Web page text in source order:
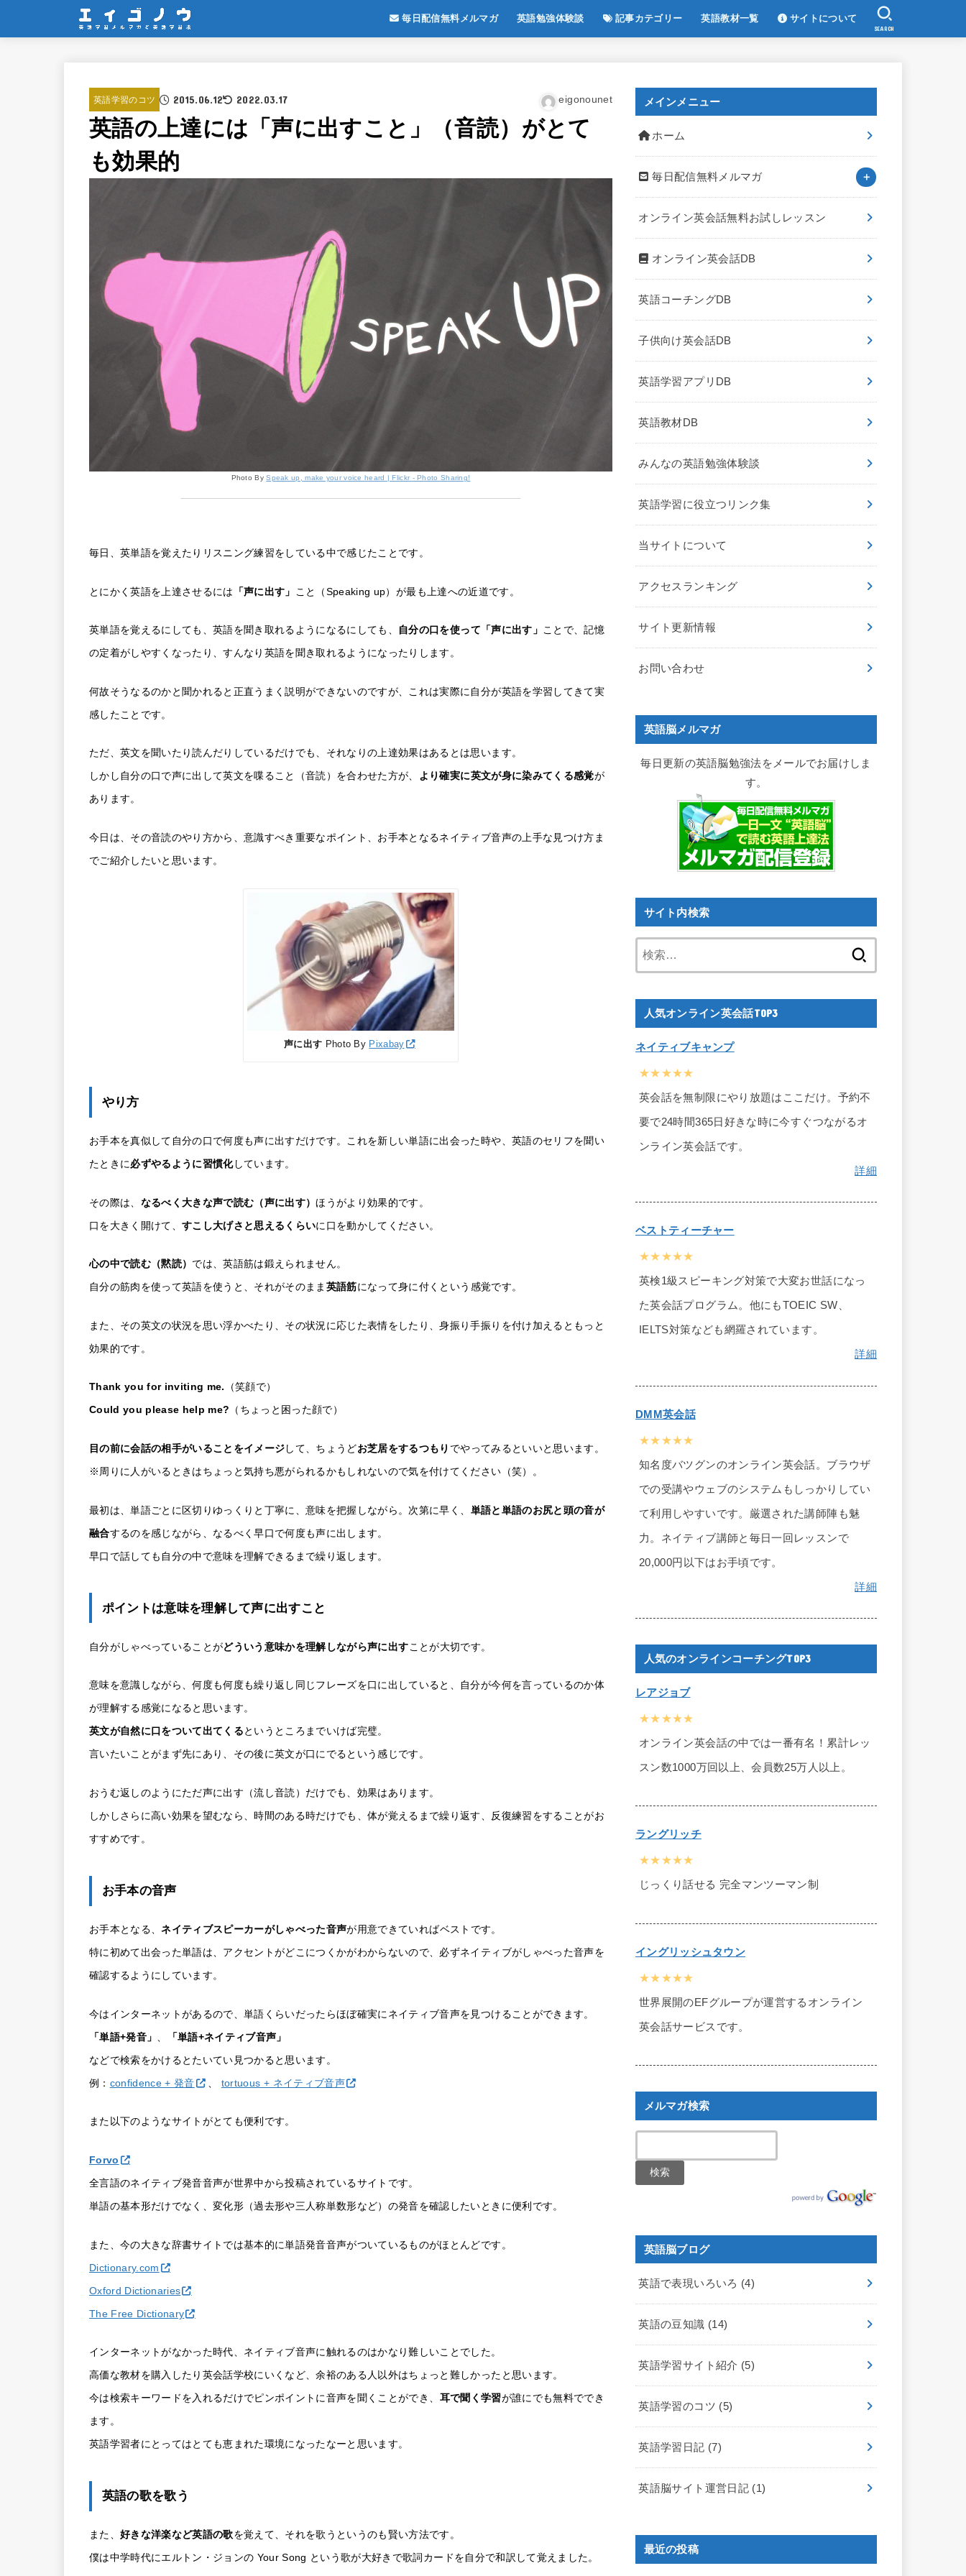
毎日配信無料メルマガ 英語勉強体験談 記事カテゴリー 英語教材一覧 サイトについて
SEARCH
英語学習のコツ 2015.06.12 2022.03.17 eigonounet
英語の上達には「声に出すこと」（音読）がとて
も効果的
Photo BySpeak up, make your voice heard | Flickr - Photo Sharing!
毎日、英単語を覚えたりリスニング練習をしている中で感じたことです。
とにかく英語を上達させるには 「声に出す」 こと（Speaking up）が最も上達への近道です。
英単語を覚えるにしても、英語を聞き取れるようになるにしても、 自分の口を使って「声に出す」 ことで、記憶
の定着がしやすくなったり、すんなり英語を聞き取れるようになったりします。
何故そうなるのかと聞かれると正直うまく説明ができないのですが、これは実際に自分が英語を学習してきて実
感したことです。
ただ、英文を聞いたり読んだりしているだけでも、それなりの上達効果はあるとは思います。
しかし自分の口で声に出して英文を喋ること（音読）を合わせた方が、 より確実に英文が身に染みてくる感覚が
あります。
今日は、その音読のやり方から、意識すべき重要なポイント、お手本となるネイティブ音声の上手な見つけ方ま
でご紹介したいと思います。
声に出す Photo By Pixabay
やり方
お手本を真似して自分の口で何度も声に出すだけです。これを新しい単語に出会った時や、英語のセリフを聞い
たときに 必ずやるように習慣化しています。
その際は、 なるべく大きな声で読む（声に出す）ほうがより効果的です。
口を大きく開けて、すこし大げさと思えるくらいに口を動かしてください。
心の中で読む（黙読） では、英語筋は鍛えられません。
自分の筋肉を使って英語を使うと、それがそのまま 英語筋になって身に付くという感覚です。
また、その英文の状況を思い浮かべたり、その状況に応じた表情をしたり、身振り手振りを付け加えるともっと
効果的です。
Thank you for inviting me. （笑顔で）
Could you please help me? （ちょっと困った顔で）
目の前に会話の相手がいることをイメージ して、ちょうどお芝居をするつもり でやってみるといいと思います。
※周りに人がいるときはちょっと気持ち悪がられるかもしれないので気を付けてください（笑）。
最初は、単語ごとに区切りゆっくりと丁寧に、意味を把握しながら。次第に早く、 単語と単語のお尻と頭の音が
融合するのを感じながら、なるべく早口で何度も声に出します。
早口で話しても自分の中で意味を理解できるまで繰り返します。
ポイントは意味を理解して声に出すこと
自分がしゃべっていることがどういう意味かを理解しながら声に出す ことが大切です。
意味を意識しながら、何度も何度も繰り返し同じフレーズを口に出していると、自分が今何を言っているのか体
が理解する感覚になると思います。
英文が自然に口をついて出てくる というところまでいけば完璧。
言いたいことがまず先にあり、その後に英文が口にでるという感じです。
おうむ返しのようにただ声に出す（流し音読）だけでも、効果はあります。
しかしさらに高い効果を望むなら、時間のある時だけでも、体が覚えるまで繰り返す、反復練習をすることがお
すすめです。
お手本の音声
お手本となる、ネイティブスピーカーがしゃべった音声が用意できていればベストです。
特に初めて出会った単語は、アクセントがどこにつくかがわからないので、必ずネイティブがしゃべった音声を
確認するようにしています。
今はインターネットがあるので、単語くらいだったらほぼ確実にネイティブ音声を見つけることができます。
「単語+発音」 「単語+ネイティブ音声」
などで検索をかけるとたいてい見つかると思います。
例： confidence + 発音 tortuous + ネイティブ音声
また以下のようなサイトがとても便利です。
Forvo
全言語のネイティブ発音音声が世界中から投稿されているサイトです。
単語の基本形だけでなく、変化形（過去形や三人称単数形など）の発音を確認したいときに便利です。
また、今の大きな辞書サイトでは基本的に単語発音音声がついているものがほとんどです。
Dictionary.com
Oxford Dictionaries
The Free Dictionary
インターネットがなかった時代、ネイティブ音声に触れるのはかなり難しいことでした。
高価な教材を購入したり英会話学校にいくなど、余裕のある人以外はちょっと難しかったと思います。
今は検索キーワードを入れるだけでピンポイントに音声を聞くことができ、 耳で聞く学習が誰にでも無料ででき
ます。
英語学習者にとってはとても恵まれた環境になったなーと思います。
英語の歌を歌う
また、好きな洋楽など英語の歌を覚えて、それを歌うというのも賢い方法です。
僕は中学時代にエルトン・ジョンの Your Song という歌が大好きで歌詞カードを自分で和訳して覚えました。
メインメニュー
ホーム
毎日配信無料メルマガ
オンライン英会話無料お試しレッスン
オンライン英会話DB
英語コーチングDB
子供向け英会話DB
英語学習アプリDB
英語教材DB
みんなの英語勉強体験談
英語学習に役立つリンク集
当サイトについて
アクセスランキング
サイト更新情報
お問い合わせ
英語脳メルマガ
毎日更新の英語脳勉強法をメールでお届けしま
す。
サイト内検索
人気オンライン英会話TOP3
ネイティブキャンプ
★★★★★
英会話を無制限にやり放題はここだけ。予約不
要で24時間365日好きな時に今すぐつながるオ
ンライン英会話です。
詳細
ベストティーチャー
★★★★★
英検1級スピーキング対策で大変お世話になっ
た英会話プログラム。他にもTOEIC SW、
IELTS対策なども網羅されています。
詳細
DMM英会話
★★★★★
知名度バツグンのオンライン英会話。ブラウザ
での受講やウェブのシステムもしっかりしてい
て利用しやすいです。厳選された講師陣も魅
力。ネイティブ講師と毎日一回レッスンで
20,000円以下はお手頃です。
詳細
人気のオンラインコーチングTOP3
レアジョブ
★★★★★
オンライン英会話の中では一番有名！累計レッ
スン数1000万回以上、会員数25万人以上。
ラングリッチ
★★★★★
じっくり話せる 完全マンツーマン制
イングリッシュタウン
★★★★★
世界展開のEFグループが運営するオンライン
英会話サービスです。
メルマガ検索
英語脳ブログ
英語で表現いろいろ (4)
英語の豆知識 (14)
英語学習サイト紹介 (5)
英語学習のコツ (5)
英語学習日記 (7)
英語脳サイト運営日記 (1)
最近の投稿